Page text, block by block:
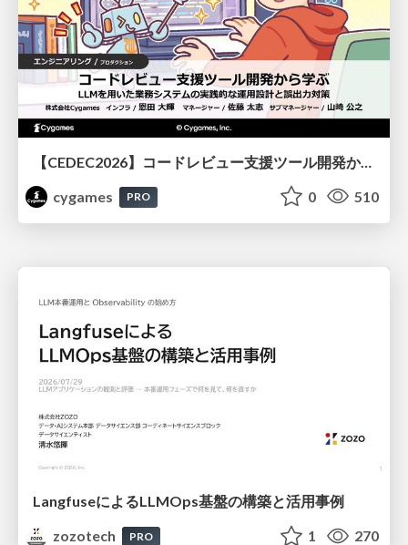
【CEDEC2026】コードレビュー支援ツール開発から学ぶ：LLMを用いた業務システムの実践的な運用設計と誤出力対策
cygames
PRO 0 510
LangfuseによるLLMOps基盤の構築と活用事例
zozotech
PRO 1 270